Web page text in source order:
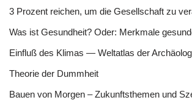
3 Prozent reichen, um die Gesellschaft zu
Was ist Gesundheit? Oder: Merkmale
Einfluß des Klimas — Weltatlas der
Theorie der Dummheit
Bauen von Morgen – Zukunftsthemen und